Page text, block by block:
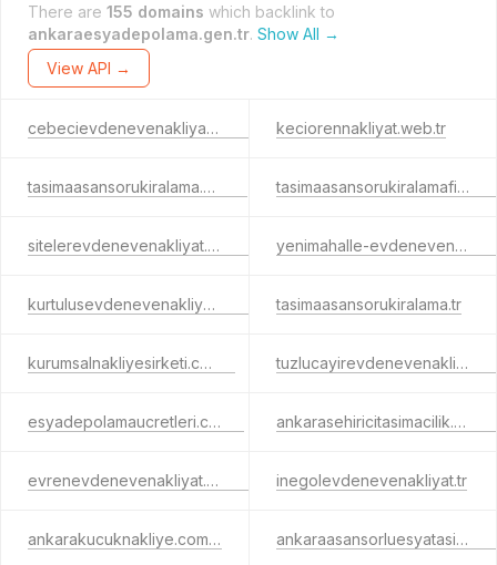
There are 155 domains which backlink to
ankaraesyadepolama.gen.tr. Show All →
View API →
cebecievdenevenakliyat.com.tr keciorennakliyat.web.tr
tasimaasansorukiralama.com.tr tasimaasansorukiralamafiyatlari.com.tr
sitelerevdenevenakliyat.com.tr yenimahalle-evdenevenakliyat.com
kurtulusevdenevenakliyat.com.tr tasimaasansorukiralama.tr
kurumsalnakliyesirketi.com.tr tuzlucayirevdenevenakliyat.com.tr
esyadepolamaucretleri.com.tr ankarasehiricitasimacilik.com.tr
evrenevdenevenakliyat.com.tr inegolevdenevenakliyat.tr
ankarakucuknakliye.com.tr ankaraasansorluesyatasima.com.tr